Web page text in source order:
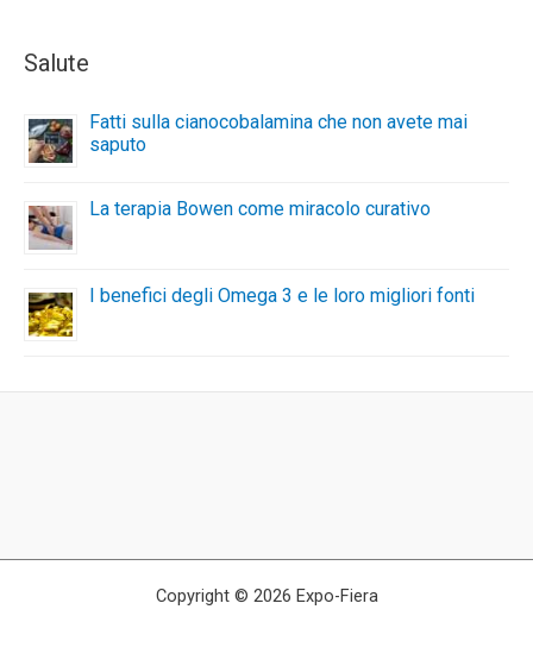
Salute
Fatti sulla cianocobalamina che non avete mai
saputo
La terapia Bowen come miracolo curativo
I benefici degli Omega 3 e le loro migliori fonti
Copyright © 2026 Expo-Fiera